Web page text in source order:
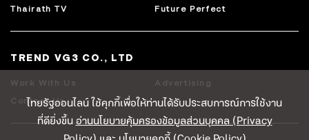
ไทยรัฐออนไลน์ ใช้คุกกี้เพื่อให้ท่านได้รับประสบการณ์การใช้งาน
ที่ดียิ่งขึ้นอ่านนโยบายคุ้มครองข้อมูลส่วนบุคคล (Privacy
Thairath TV
Future Perfect
TREND VG3 CO., LTD
Work With Us
Advertising
Contact Us